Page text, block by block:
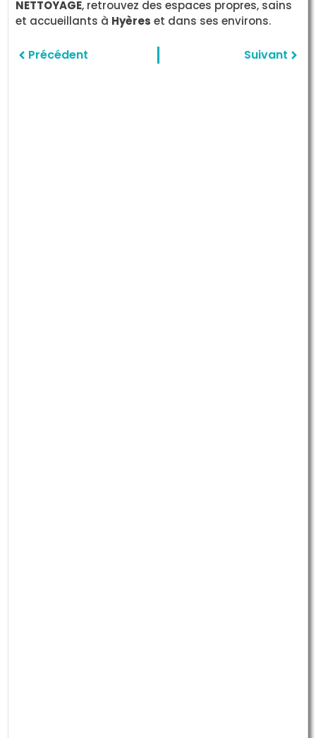
NETTOYAGE, retrouvez des espaces propres, sains
et accueillants à Hyères et dans ses environs.
Précédent Suivant